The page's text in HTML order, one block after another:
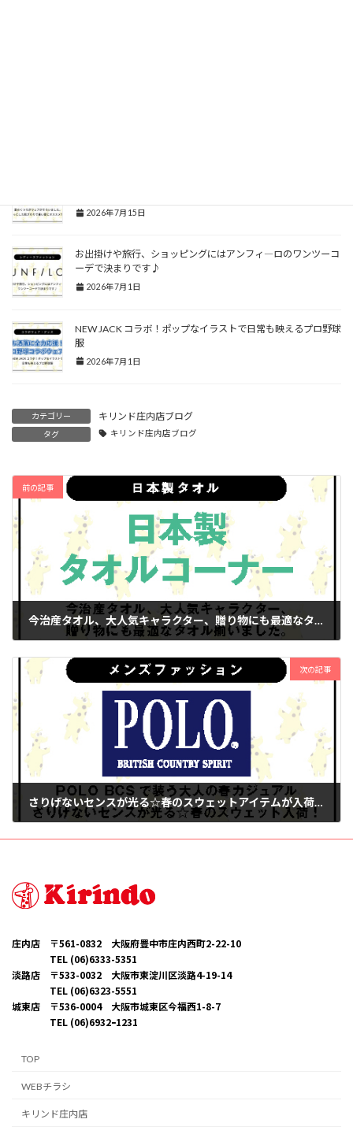
2026年7月15日
お出掛けや旅行、ショッピングにはアンフィ―ロのワンツーコ
ーデで決まりです♪
2026年7月1日
NEW JACK コラボ！ポップなイラストで日常も映えるプロ野球
服
2026年7月1日
カテゴリー キリンド庄内店ブログ
タグ キリンド庄内店ブログ
前の記事
今治産タオル、大人気キャラクター、贈り物にも最適なタオル揃いました。
次の記事
さりげないセンスが光る☆春のスウェットアイテムが入荷しました♪
庄内店 〒561-0832 大阪府豊中市庄内西町2-22-10
TEL (06)6333-5351
淡路店 〒533-0032 大阪市東淀川区淡路4-19-14
TEL (06)6323-5551
城東店 〒536-0004 大阪市城東区今福西1-8-7
TEL (06)6932ｰ1231
TOP
WEBチラシ
キリンド庄内店